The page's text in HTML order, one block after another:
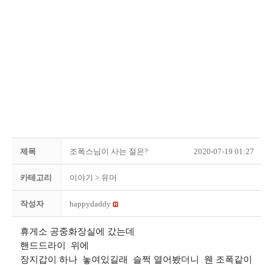
제목 조폭스님이 사는 절은? 2020-07-19 01:27
카테고리 이야기 > 유머
작성자 happydaddy
휴게소 공중화장실에 갔는데
핸드드라이 위에
장지갑이 하나 놓여있길래 슬쩍 열어봤더니 웬 조폭같이